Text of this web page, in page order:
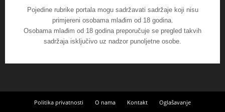
Pojedine rubrike portala mogu sadržavati sadržaje koji nisu
primjereni osobama mlađim od 18 godina.
Osobama mlađim od 18 godina preporučuje se pregled takvih
sadržaja isključivo uz nadzor punoljetne osobe.
Politika privatnosti O nama Kontakt
Oglašavanje